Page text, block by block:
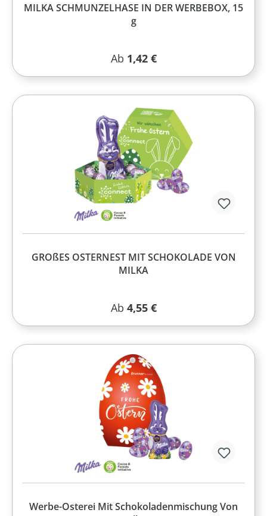
MILKA SCHMUNZELHASE IN DER WERBEBOX, 15
g
Regulärer Preis:
Ab 1,42 €
GROßES OSTERNEST MIT SCHOKOLADE VON
MILKA
Regulärer Preis:
Ab 4,55 €
Werbe-Osterei Mit Schokoladenmischung Von